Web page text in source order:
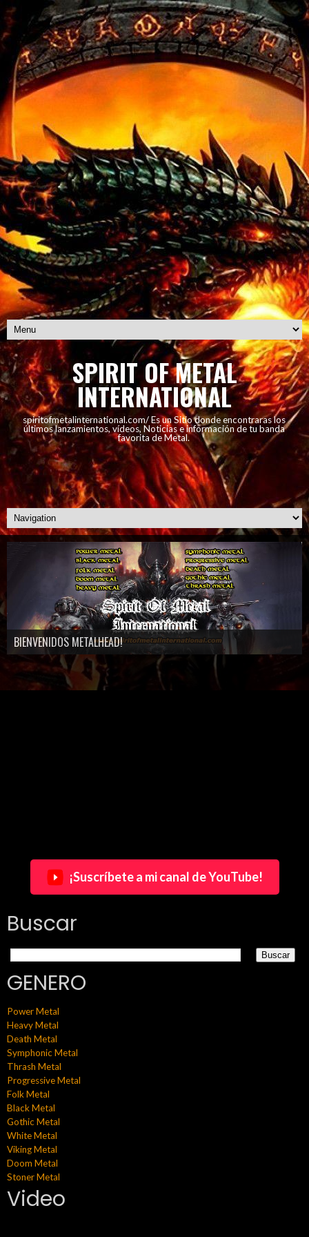
SPIRIT OF METAL
INTERNATIONAL
spiritofmetalinternational.com/ Es un Sitio donde encontraras los
últimos lanzamientos, vídeos, Noticias e información de tu banda
favorita de Metal.
BIENVENIDOS METALHEAD!
¡Suscríbete a mi canal de YouTube!
Buscar
GENERO
Power Metal
Heavy Metal
Death Metal
Symphonic Metal
Thrash Metal
Progressive Metal
Folk Metal
Black Metal
Gothic Metal
White Metal
Viking Metal
Doom Metal
Stoner Metal
Video